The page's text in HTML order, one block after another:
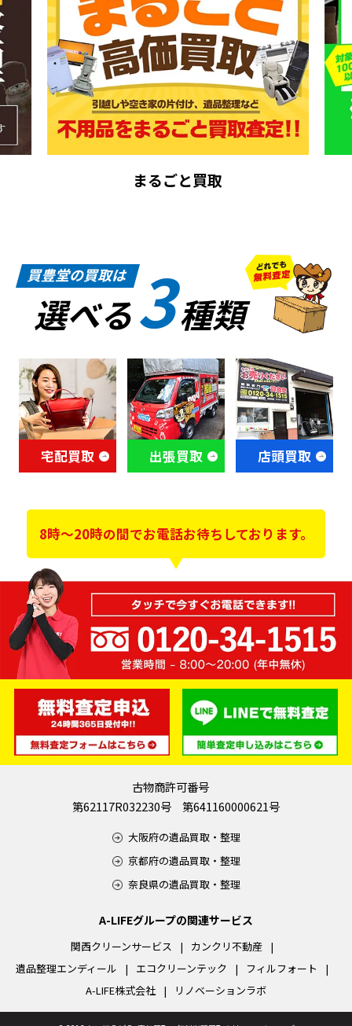
まるごと買取
買豊堂の買取は
選べる3種類
宅配買取 出張買取 店頭買取
8時～20時の間でお電話お待ちしております。
古物商許可番号
第62117R032230号 第641160000621号
大阪府の遺品買取・整理
京都府の遺品買取・整理
奈良県の遺品買取・整理
A-LIFEグループの関連サービス
関西クリーンサービス
カンクリ不動産
遺品整理エンディール
エコクリーンテック
フィルフォート
A-LIFE株式会社
リノベーションラボ